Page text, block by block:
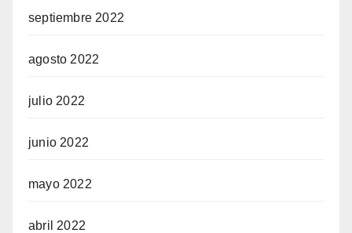
septiembre 2022
agosto 2022
julio 2022
junio 2022
mayo 2022
abril 2022